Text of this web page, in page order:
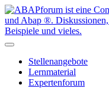
Stellenangebote
Lernmaterial
Expertenforum